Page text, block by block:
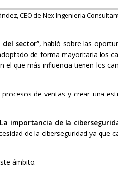
CEO de Nex Ingenieria
del sector”, habló sobre las
de forma mayoritaria los
el que más influencia tienen los
de ventas y crear una
importancia de la
de la ciberseguridad ya que
ámbito.